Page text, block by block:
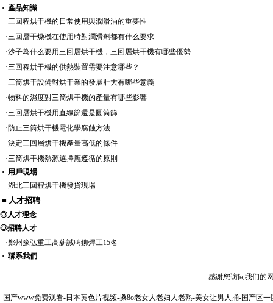
· 產品知識
·三回程烘干機的日常使用與潤滑油的重要性
·三回層干燥機在使用時對潤滑劑都有什么要求
·沙子為什么要用三回層烘干機，三回層烘干機有哪些優勢
·三回程烘干機的供熱裝置需要注意哪些？
·三筒烘干設備對烘干業的發展壯大有哪些意義
·物料的濕度對三筒烘干機的產量有哪些影響
·三回層烘干機用直線篩還是圓筒篩
·防止三筒烘干機電化學腐蝕方法
·決定三回層烘干機產量高低的條件
·三筒烘干機熱源選擇應遵循的原則
· 用戶現場
·湖北三回程烘干機發貨現場
■ 人才招聘
◎人才理念
◎招聘人才
·鄭州豫弘重工高薪誠聘鉚焊工15名
· 聯系我們
感谢您访问我们的
国产www免费观看-日本黄色片视频-搡8o老女人老妇人老熟-美女让男人捅-国产区